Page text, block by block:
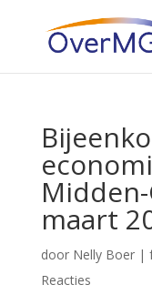
maart
door Nelly Boer|
Reacties